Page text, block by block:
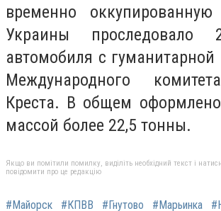
временно оккупированную
Украины проследовало
автомобиля с
Международного
Креста. В общем
массой более 22,5 тонны.
Якщо ви помітили помилку, виділіть необхідний текст і
повідомити про це редакцію
#Майорск #КПВВ #Гнутово #Марьинка